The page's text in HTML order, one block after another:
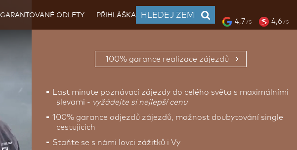
GARANTOVANÉ ODLETY PŘIHLÁŠKA
4,7 / 5 4,6 / 5
100% garance realizace zájezdů
Last minute poznávací zájezdy do celého světa s maximálními
slevami - vyžádejte si nejlepší cenu
100% garance odjezdů zájezdů, možnost doubytování single
cestujících
Staňte se s námi lovci zážitků i Vy